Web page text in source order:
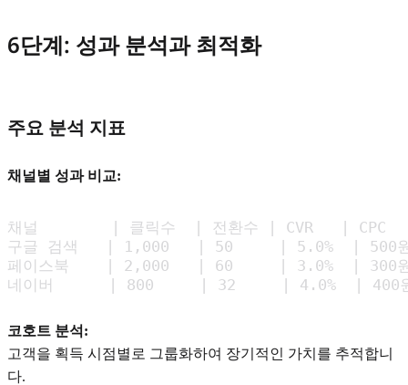
6단계: 성과 분석과 최적화
주요 분석 지표
채널별 성과 비교:
채널        | 클릭수  | 전환수 | CVR   | CPC
구글 검색   | 1,000   | 50     | 5.0%  | 500원
페이스북    | 2,000   | 60     | 3.0%  | 300원
네이버      | 800     | 32     | 4.0%  | 400원
코호트 분석:
고객을 획득 시점별로 그룹화하여 장기적인 가치를 추적합니
다.